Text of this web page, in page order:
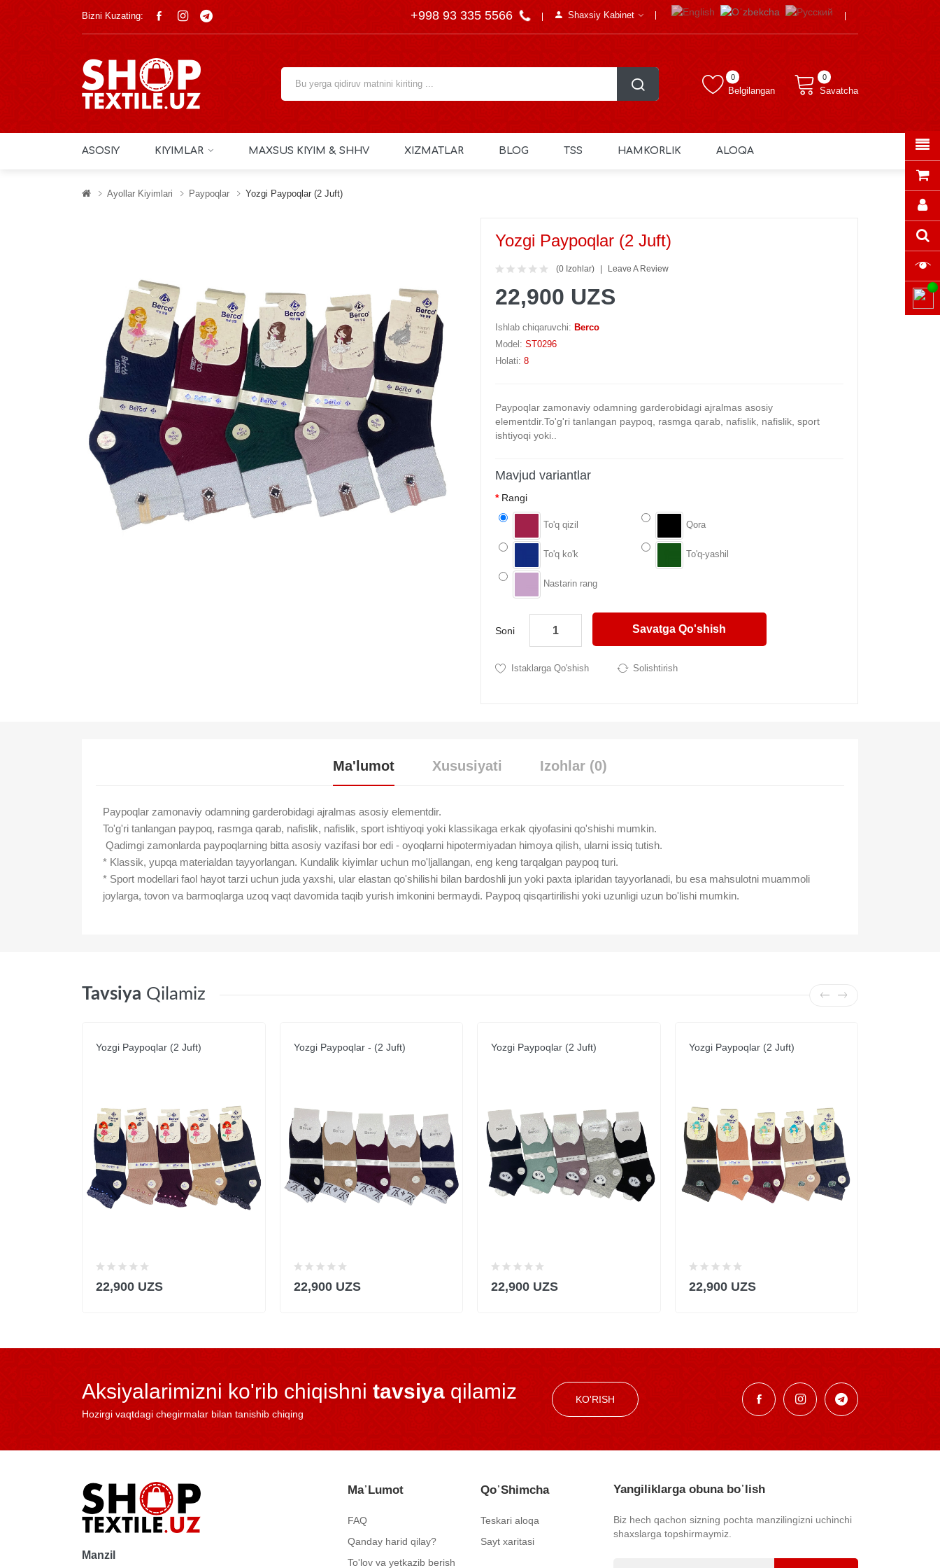
Bizni Kuzating: +998 93 335 5566 Shaxsiy Kabinet
Belgilangan
0 0
Savatcha
ASOSIY KIYIMLAR MAXSUS KIYIM & SHHV XIZMATLAR BLOG TSS HAMKORLIK ALOQA
Ayollar Kiyimlari Paypoqlar Yozgi Paypoqlar (2 Juft)
Yozgi Paypoqlar (2 Juft)
(0 Izohlar) Leave A Review
22,900 UZS
Ishlab chiqaruvchi: Berco
Model: ST0296
Holati: 8
Paypoqlar zamonaviy odamning garderobidagi ajralmas asosiy
elementdir.To'g'ri tanlangan paypoq, rasmga qarab, nafislik, nafislik, sport
ishtiyoqi yoki..
Mavjud variantlar
Rangi
To'q qizil Qora
To'q ko'k To'q-yashil
Nastarin rang
Soni Savatga Qo'shish
Istaklarga Qo'shish Solishtirish
Ma'lumot Xususiyati Izohlar (0)
Paypoqlar zamonaviy odamning garderobidagi ajralmas asosiy elementdir.
To'g'ri tanlangan paypoq, rasmga qarab, nafislik, nafislik, sport ishtiyoqi yoki klassikaga erkak qiyofasini qo'shishi mumkin.
Qadimgi zamonlarda paypoqlarning bitta asosiy vazifasi bor edi - oyoqlarni hipotermiyadan himoya qilish, ularni issiq tutish.
* Klassik, yupqa materialdan tayyorlangan. Kundalik kiyimlar uchun mo'ljallangan, eng keng tarqalgan paypoq turi.
* Sport modellari faol hayot tarzi uchun juda yaxshi, ular elastan qo'shilishi bilan bardoshli jun yoki paxta iplaridan tayyorlanadi, bu esa mahsulotni muammoli
joylarga, tovon va barmoqlarga uzoq vaqt davomida taqib yurish imkonini bermaydi. Paypoq qisqartirilishi yoki uzunligi uzun bo'lishi mumkin.
Tavsiya Qilamiz
Yozgi Paypoqlar (2 Juft)
22,900 UZS
Yozgi Paypoqlar - (2 Juft)
22,900 UZS
Yozgi Paypoqlar (2 Juft)
22,900 UZS
Yozgi Paypoqlar (2 Juft)
22,900 UZS
Aksiyalarimizni ko'rib chiqishni tavsiya qilamiz
Hozirgi vaqtdagi chegirmalar bilan tanishib chiqing
KO'RISH
Manzil
Ma᾿lumot
FAQ
Qanday harid qilay?
To'lov va yetkazib berish
Qo᾿shimcha
Teskari aloqa
Sayt xaritasi
Yangiliklarga obuna bo᾿lish
Biz hech qachon sizning pochta manzilingizni uchinchi
shaxslarga topshirmaymiz.